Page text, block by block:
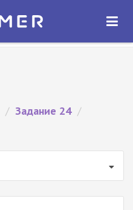
ОТКРЫТЬ
/ Задание 24 /